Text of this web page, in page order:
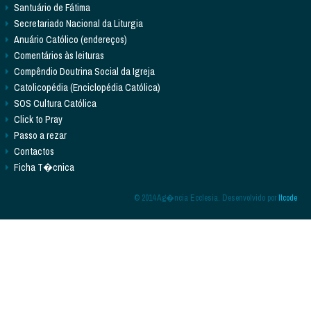
Santuário de Fátima
Secretariado Nacional da Liturgia
Anuário Católico (endereços)
Comentários às leituras
Compêndio Doutrina Social da Igreja
Catolicopédia (Enciclopédia Católica)
SOS Cultura Católica
Click to Pray
Passo a rezar
Contactos
Ficha T�cnica
© 2014 Ag�ncia Ecclesia. Desenvolvido porItcode